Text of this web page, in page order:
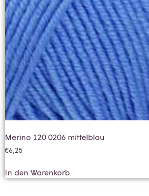
Merino 120 0206 mittelblau
€6,25
In den Warenkorb